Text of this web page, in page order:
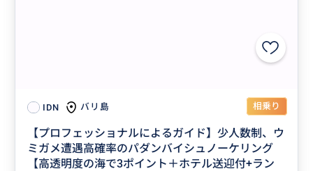
IDN バリ島 相乗り
【プロフェッショナルによるガイド】少人数制、ウ
ミガメ遭遇高確率のパダンバイシュノーケリング
【高透明度の海で3ポイント＋ホテル送迎付+ラン